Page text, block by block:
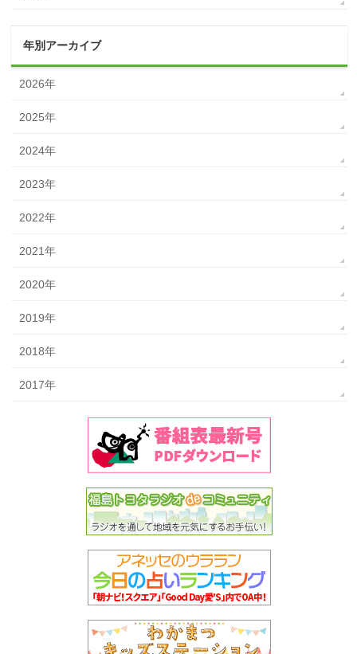
年別アーカイブ
2026年
2025年
2024年
2023年
2022年
2021年
2020年
2019年
2018年
2017年